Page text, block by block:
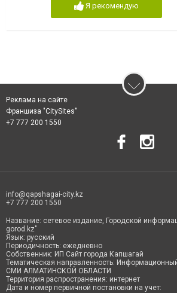
Я рекомендую
Реклама на сайте
Франшиза "CitySites"
+7 777 200 1550
info@qapshagai-city.kz
+7 777 200 1550
Название: сетевое издание, Городской
gorod.kz"
Язык: русский
Периодичность: ежедневно
Собственник: ИП Сайт города Капшагай
Тематическая направленность:
СМИ АЛМАТИНСКОЙ ОБЛАСТИ
Территория распространения: интернет
Дата и номер первичной постановки на учет: